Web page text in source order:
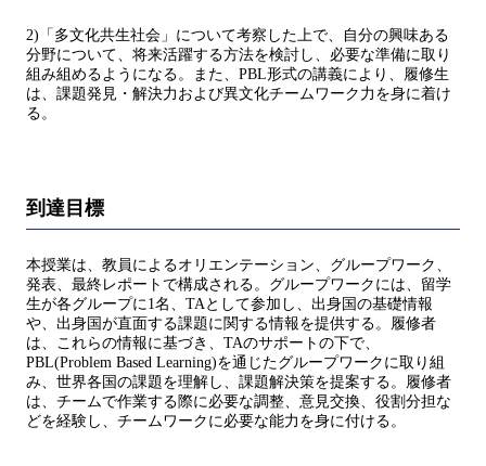
2)「多文化共生社会」について考察した上で、自分の興味ある
分野について、将来活躍する方法を検討し、必要な準備に取り
組み組めるようになる。また、PBL形式の講義により、履修生
は、課題発見・解決力および異文化チームワーク力を身に着け
る。
到達目標
本授業は、教員によるオリエンテーション、グループワーク、
発表、最終レポートで構成される。グループワークには、留学
生が各グループに1名、TAとして参加し、出身国の基礎情報
や、出身国が直面する課題に関する情報を提供する。履修者
は、これらの情報に基づき、TAのサポートの下で、
PBL(Problem Based Learning)を通じたグループワークに取り組
み、世界各国の課題を理解し、課題解決策を提案する。履修者
は、チームで作業する際に必要な調整、意見交換、役割分担な
どを経験し、チームワークに必要な能力を身に付ける。